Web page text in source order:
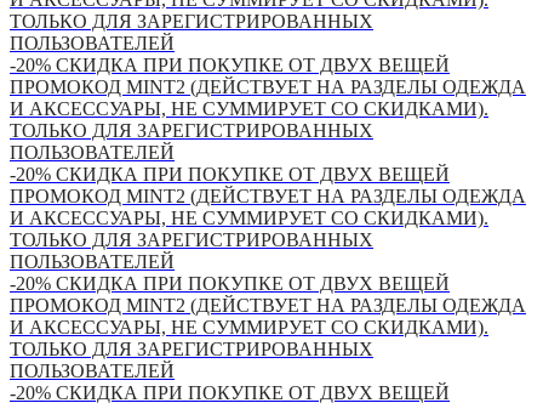
ТОЛЬКО ДЛЯ ЗАРЕГИСТРИРОВАННЫХ
ПОЛЬЗОВАТЕЛЕЙ
-20% СКИДКА ПРИ ПОКУПКЕ ОТ ДВУХ ВЕЩЕЙ
ПРОМОКОД MINT2 (ДЕЙСТВУЕТ НА РАЗДЕЛЫ ОДЕЖДА
И АКСЕССУАРЫ, НЕ СУММИРУЕТ СО СКИДКАМИ).
ТОЛЬКО ДЛЯ ЗАРЕГИСТРИРОВАННЫХ
ПОЛЬЗОВАТЕЛЕЙ
-20% СКИДКА ПРИ ПОКУПКЕ ОТ ДВУХ ВЕЩЕЙ
ПРОМОКОД MINT2 (ДЕЙСТВУЕТ НА РАЗДЕЛЫ ОДЕЖДА
И АКСЕССУАРЫ, НЕ СУММИРУЕТ СО СКИДКАМИ).
ТОЛЬКО ДЛЯ ЗАРЕГИСТРИРОВАННЫХ
ПОЛЬЗОВАТЕЛЕЙ
-20% СКИДКА ПРИ ПОКУПКЕ ОТ ДВУХ ВЕЩЕЙ
ПРОМОКОД MINT2 (ДЕЙСТВУЕТ НА РАЗДЕЛЫ ОДЕЖДА
И АКСЕССУАРЫ, НЕ СУММИРУЕТ СО СКИДКАМИ).
ТОЛЬКО ДЛЯ ЗАРЕГИСТРИРОВАННЫХ
ПОЛЬЗОВАТЕЛЕЙ
-20% СКИДКА ПРИ ПОКУПКЕ ОТ ДВУХ ВЕЩЕЙ